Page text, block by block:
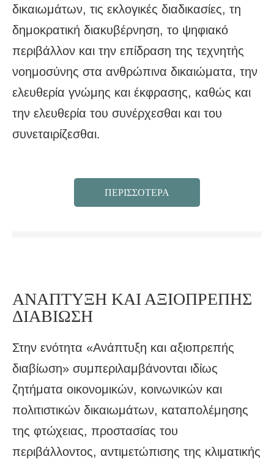
δικαιωμάτων, τις εκλογικές διαδικασίες, τη
δημοκρατική διακυβέρνηση, το ψηφιακό
περιβάλλον και την επίδραση της τεχνητής
νοημοσύνης στα ανθρώπινα δικαιώματα, την
ελευθερία γνώμης και έκφρασης, καθώς και
την ελευθερία του συνέρχεσθαι και του
συνεταιρίζεσθαι.
ΠΕΡΙΣΣΟΤΕΡΑ
ΑΝΑΠΤΥΞΗ ΚΑΙ ΑΞΙΟΠΡΕΠΗΣ
ΔΙΑΒΙΩΣΗ
Στην ενότητα «Ανάπτυξη και αξιοπρεπής
διαβίωση» συμπεριλαμβάνονται ιδίως
ζητήματα οικονομικών, κοινωνικών και
πολιτιστικών δικαιωμάτων, καταπολέμησης
της φτώχειας, προστασίας του
περιβάλλοντος, αντιμετώπισης της κλιματικής